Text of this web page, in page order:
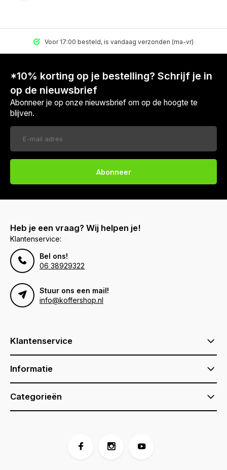
Voor 17:00 besteld, is vandaag verzonden (ma-vr)
*10% korting op je bestelling? Schrijf je in
op de nieuwsbrief
Abonneer je op onze nieuwsbrief om op de hoogte te
blijven.
Abonneer
Heb je een vraag? Wij helpen je!
Klantenservice:
Bel ons!
06 38929322
Stuur ons een mail!
info@koffershop.nl
Klantenservice
Informatie
Categorieën